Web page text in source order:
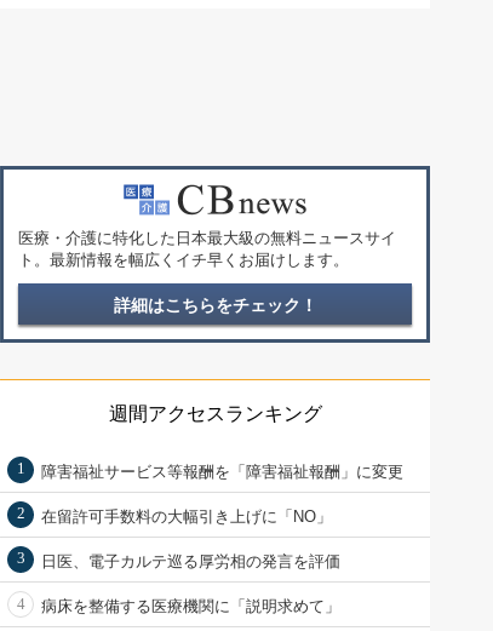
医療・介護に特化した日本最大級の無料ニュースサイ
ト。最新情報を幅広くイチ早くお届けします。
詳細はこちらをチェック！
週間アクセスランキング
1 障害福祉サービス等報酬を「障害福祉報酬」に変更
2 在留許可手数料の大幅引き上げに「NO」
3 日医、電子カルテ巡る厚労相の発言を評価
4 病床を整備する医療機関に「説明求めて」